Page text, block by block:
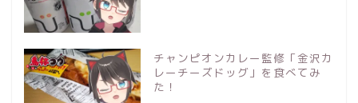
チャンピオンカレー監修「金沢カ
レーチーズドッグ」を食べてみ
た！